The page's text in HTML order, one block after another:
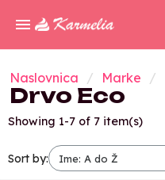
Naslovnica Marke
Drvo Eco
Showing 1-7 of 7 item(s)
Sort by: